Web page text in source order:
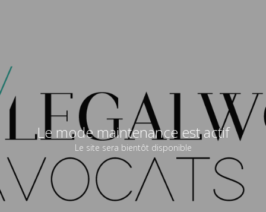
Le mode maintenance est actif
Le site sera bientôt disponible